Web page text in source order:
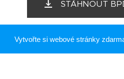
STÁHNOUT
Vytvořte si webové stránky